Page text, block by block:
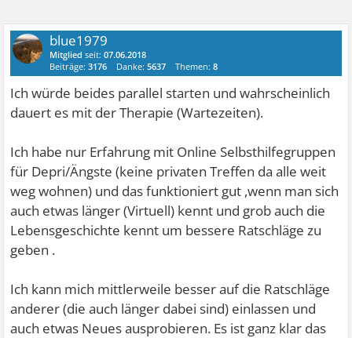
blue1979
Mitglied seit:07.06.2018
Beiträge:3176 Danke:5637 Themen:8
Ich würde beides parallel starten und wahrscheinlich
dauert es mit der Therapie (Wartezeiten).
Ich habe nur Erfahrung mit Online Selbsthilfegruppen
für Depri/Ängste (keine privaten Treffen da alle weit
weg wohnen) und das funktioniert gut ,wenn man sich
auch etwas länger (Virtuell) kennt und grob auch die
Lebensgeschichte kennt um bessere Ratschläge zu
geben .
Ich kann mich mittlerweile besser auf die Ratschläge
anderer (die auch länger dabei sind) einlassen und
auch etwas Neues ausprobieren. Es ist ganz klar das